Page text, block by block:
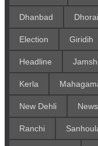
Dhanbad
Election Giridih
Headline
Kerla
New Dehli
Ranchi